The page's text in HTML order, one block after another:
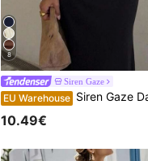
8
Siren Gaze
EU Warehouse Siren Gaze Damebluse i ensfarvet design med dyb V-hals, plissé,
10.49€